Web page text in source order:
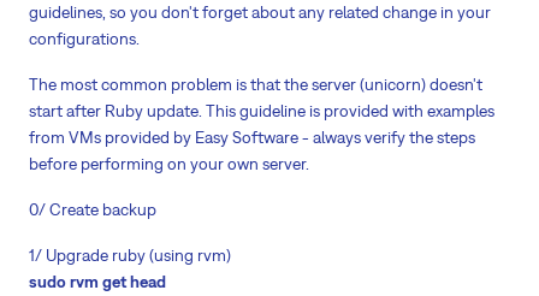
guidelines, so you don't forget about any related change in your
configurations.
The most common problem is that the server (unicorn) doesn't
start after Ruby update. This guideline is provided with examples
from VMs provided by Easy Software - always verify the steps
before performing on your own server.
0/ Create backup
1/ Upgrade ruby (using rvm)
sudo rvm get head